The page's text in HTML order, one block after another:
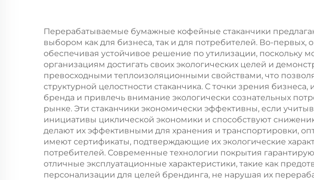
для общепита и
крафтовых целей
возможностью
нанесения
Перерабатываемые бумажные кофейные стаканчики
выбором как для бизнеса, так и для потребителей. Во-
обеспечивая устойчивое решение по утилизации, поскольку
организациям достигать своих экологических целей и
превосходными теплоизоляционными свойствами, что
структурной целостности стаканчика. С точки зрения
бренда и привлечь внимание экологически сознательных
рынке. Эти стаканчики экономически эффективны, если
инициативы циклической экономики и способствуют
делают их эффективными для хранения и транспортировки,
имеют сертификаты, подтверждающие их экологические
потребителей. Современные технологии покрытия
отличные эксплуатационные характеристики, такие как
персонализации для целей брендинга, не нарушая их